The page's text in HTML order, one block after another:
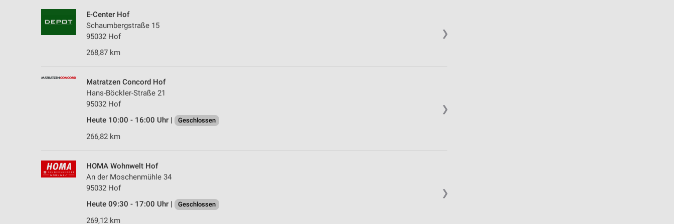
❯
E-Center Hof
Schaumbergstraße 15
95032 Hof
268,87 km
❯
Matratzen Concord Hof
Hans-Böckler-Straße 21
95032 Hof
Heute 10:00 - 16:00 Uhr |
Geschlossen
266,82 km
❯
HOMA Wohnwelt Hof
An der Moschenmühle 34
95032 Hof
Heute 09:30 - 17:00 Uhr |
Geschlossen
269,12 km